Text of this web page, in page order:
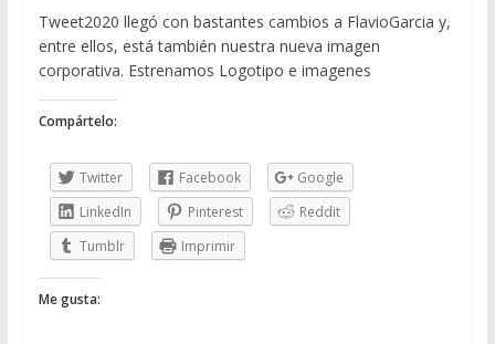
Tweet2020 llegó con bastantes cambios a FlavioGarcia y,
entre ellos, está también nuestra nueva imagen
corporativa. Estrenamos Logotipo e imagenes
Compártelo:
Twitter Facebook
Google
LinkedIn
Pinterest
Reddit
Tumblr
Imprimir
Me gusta: